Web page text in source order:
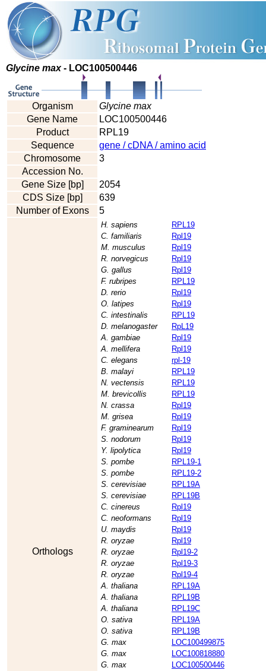
Glycine max- LOC100500446
Organism
Glycine max
Gene Name
LOC100500446
Product
RPL19
Sequence
gene / cDNA / amino acid
Chromosome
3
Accession No.
Gene Size [bp]
2054
CDS Size [bp]
639
Number of Exons
5
Orthologs
H. sapiens
RPL19
C. familiaris
Rpl19
M. musculus
Rpl19
R. norvegicus
Rpl19
G. gallus
Rpl19
F. rubripes
RPL19
D. rerio
Rpl19
O. latipes
Rpl19
C. intestinalis
RPL19
D. melanogaster
RpL19
A. gambiae
Rpl19
A. mellifera
Rpl19
C. elegans
rpl-19
B. malayi
RPL19
N. vectensis
RPL19
M. brevicollis
RPL19
N. crassa
Rpl19
M. grisea
Rpl19
F. graminearum
Rpl19
S. nodorum
Rpl19
Y. lipolytica
Rpl19
S. pombe
RPL19-1
S. pombe
RPL19-2
S. cerevisiae
RPL19A
S. cerevisiae
RPL19B
C. cinereus
Rpl19
C. neoformans
Rpl19
U. maydis
Rpl19
R. oryzae
Rpl19
R. oryzae
Rpl19-2
R. oryzae
Rpl19-3
R. oryzae
Rpl19-4
A. thaliana
RPL19A
A. thaliana
RPL19B
A. thaliana
RPL19C
O. sativa
RPL19A
O. sativa
RPL19B
G. max
LOC100499875
G. max
LOC100818880
G. max
LOC100500446